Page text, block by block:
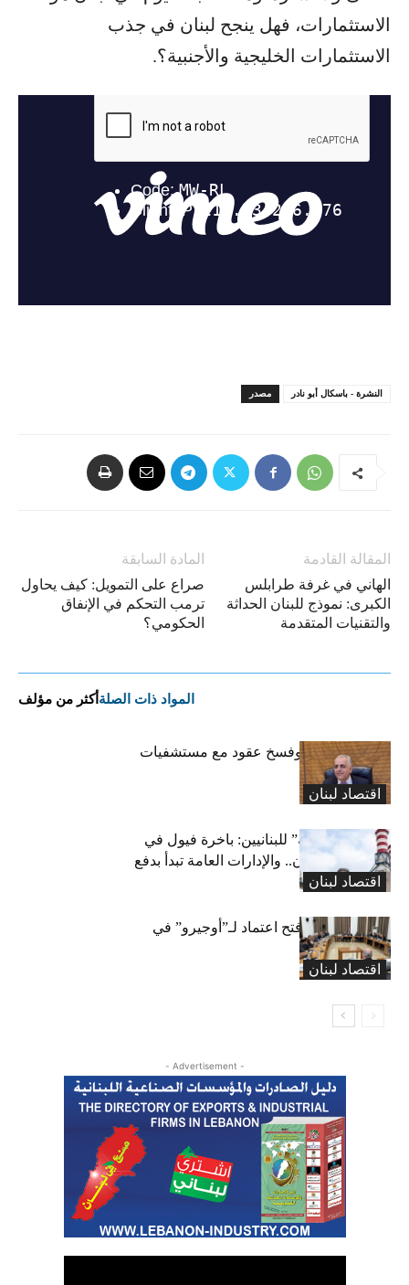
الاستثمارات، فهل ينجح لبنان في جذب
الاستثمارات الخليجية والأجنبية؟.
مصدر النشرة - باسكال أبو نادر
المادة السابقة
صراع على التمويل: كيف يحاول
ترمب التحكم في الإنفاق
الحكومي؟
المقالة القادمة
الهاني في غرفة طرابلس
الكبرى: نموذج للبنان الحداثة
والتقنيات المتقدمة
المواد ذات الصلة أكثر من مؤلف
اقتصاد لبنان
كركي: إنذارات وفسخ عقود مع مستشفيات
مخالفة
اقتصاد لبنان
بشرى “كهربائية” للبنانيين: باخرة فيول في
طريقها إلى لبنان.. والإدارات العامة تبدأ بدفع
متوجباتها
اقتصاد لبنان
لجنة المال تقرّ فتح اعتماد لـ”أوجيرو” في
موازنة 2026
- Advertisement -